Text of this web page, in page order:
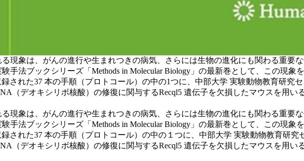
現象は、がんの進行や生まれつきの病気、さらには生物の進化にも関わる重要
手法ブックシリーズ「Methods in Molecular Biology」の最新巻として、この現象を
された37 本の手順（プロトコール）の中の1つに、中部大学 実験動物教育研究
（デオキシリボ核酸）の修復に関与するRecql5 遺伝子を欠損したマウスを用い
現象は、がんの進行や生まれつきの病気、さらには生物の進化にも関わる重要
手法ブックシリーズ「Methods in Molecular Biology」の最新巻として、この現象を
された37 本の手順（プロトコール）の中の１つに、中部大学 実験動物教育研
（デオキシリボ核酸）の修復に関与するRecql5 遺伝子を欠損したマウスを用い